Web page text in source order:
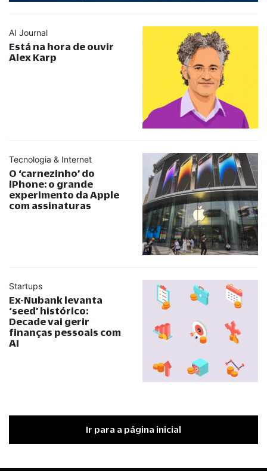
AI Journal
Está na hora de ouvir
Alex Karp
Tecnologia & Internet
O ‘carnezinho’ do
iPhone: o grande
experimento da Apple
com assinaturas
Startups
Ex-Nubank levanta
‘seed’ histórico:
Decade vai gerir
finanças pessoais com
AI
Ir para a página inicial